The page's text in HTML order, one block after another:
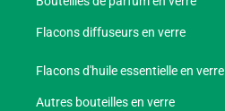
Flacons diffuseurs en verre
Flacons d'huile essentielle en verre
Autres bouteilles en verre